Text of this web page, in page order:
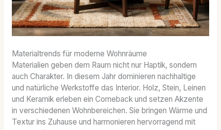
Materialtrends für moderne Wohnräume
Materialien geben dem Raum nicht nur Haptik, sondern
auch Charakter. In diesem Jahr dominieren nachhaltige
und natürliche Werkstoffe das Interior. Holz, Stein, Leinen
und Keramik erleben ein Comeback und setzen Akzente
in verschiedenen Wohnbereichen. Sie bringen Wärme und
Textur ins Zuhause und harmonieren hervorragend mit